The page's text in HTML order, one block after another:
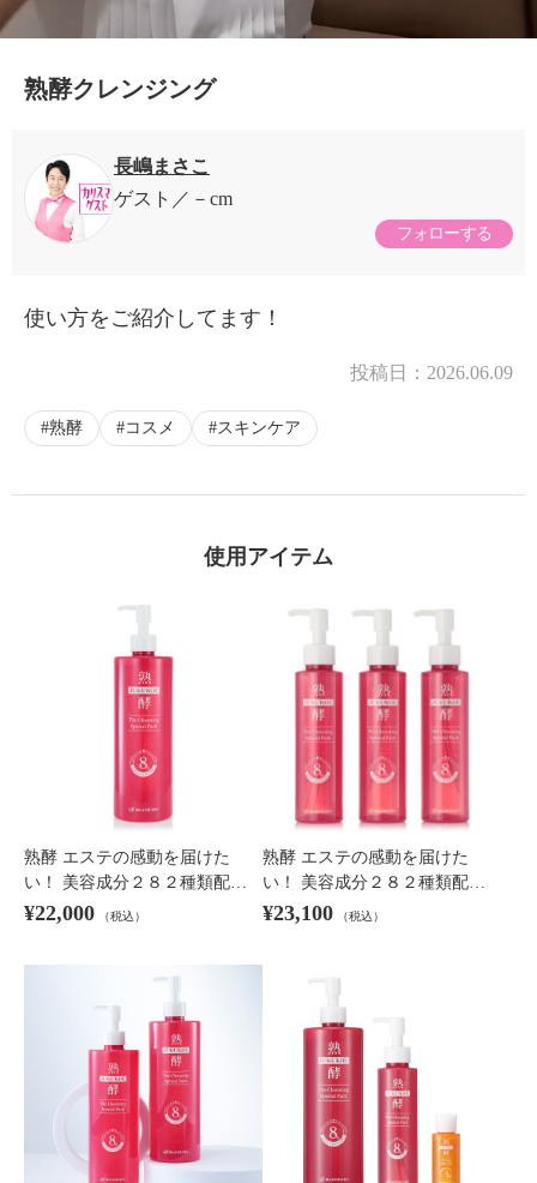
熟酵クレンジング
長嶋まさこ
ゲスト
－cm
フォローする
使い方をご紹介してます！
投稿日： 2026.06.09
熟酵 コスメ スキンケア
使用アイテム
熟酵 エステの感動を届けた
い！ 美容成分２８２種類配…
¥22,000 （税込）
熟酵 エステの感動を届けた
い！ 美容成分２８２種類配…
¥23,100 （税込）